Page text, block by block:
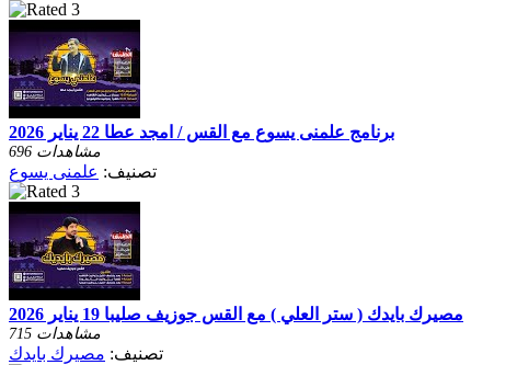
برنامج علمنى يسوع مع القس / امجد عطا 22 يناير 2026
696 مشاهدات
تصنيف: علمنى يسوع
مصيرك بايدك ( ستر العلي ) مع القس جوزيف صليبا 19 يناير 2026
715 مشاهدات
تصنيف: مصيرك بايدك